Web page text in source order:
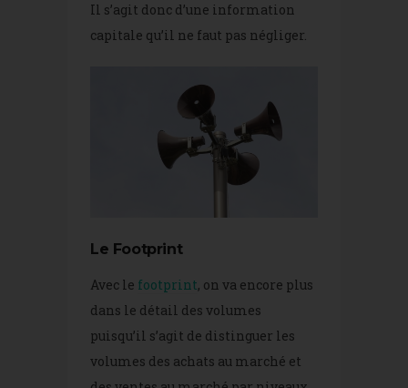
Il s’agit donc d’une information
capitale qu’il ne faut pas négliger.
Le Footprint
Avec le footprint, on va encore plus
dans le détail des volumes
puisqu’il s’agit de distinguer les
volumes des achats au marché et